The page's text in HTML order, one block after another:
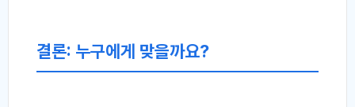
결론: 누구에게 맞을까요?